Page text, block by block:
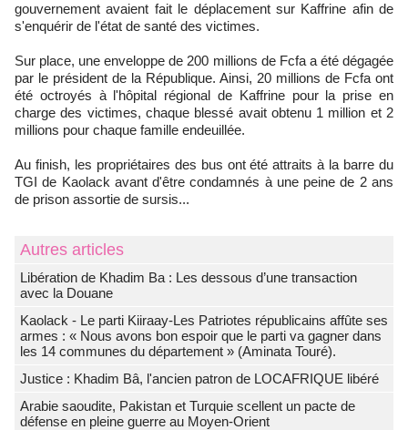
gouvernement avaient fait le déplacement sur Kaffrine afin de
s'enquérir de l'état de santé des victimes.
Sur place, une enveloppe de 200 millions de Fcfa a été dégagée
par le président de la République. Ainsi, 20 millions de Fcfa ont
été octroyés à l'hôpital régional de Kaffrine pour la prise en
charge des victimes, chaque blessé avait obtenu 1 million et 2
millions pour chaque famille endeuillée.
Au finish, les propriétaires des bus ont été attraits à la barre du
TGI de Kaolack avant d'être condamnés à une peine de 2 ans
de prison assortie de sursis...
Autres articles
Libération de Khadim Ba : Les dessous d’une transaction
avec la Douane
Kaolack - Le parti Kiiraay-Les Patriotes républicains affûte ses
armes : « Nous avons bon espoir que le parti va gagner dans
les 14 communes du département » (Aminata Touré).
Justice : Khadim Bâ, l'ancien patron de LOCAFRIQUE libéré
Arabie saoudite, Pakistan et Turquie scellent un pacte de
défense en pleine guerre au Moyen-Orient